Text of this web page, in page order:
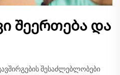
შეერთება და
შესაძლებლობები